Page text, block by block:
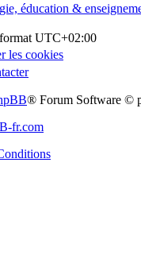
éducation &
UTC+02:00
les cookies
® Forum Software ©
fr.com